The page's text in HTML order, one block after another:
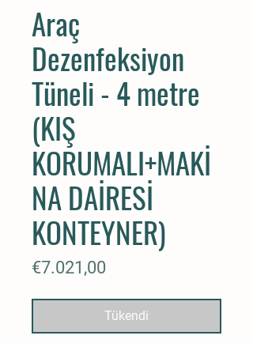
Araç
Dezenfeksiyon
Tüneli - 4 metre
(KIŞ
KORUMALI+MAKİ
NA DAİRESİ
KONTEYNER)
€7.021,00
Tükendi